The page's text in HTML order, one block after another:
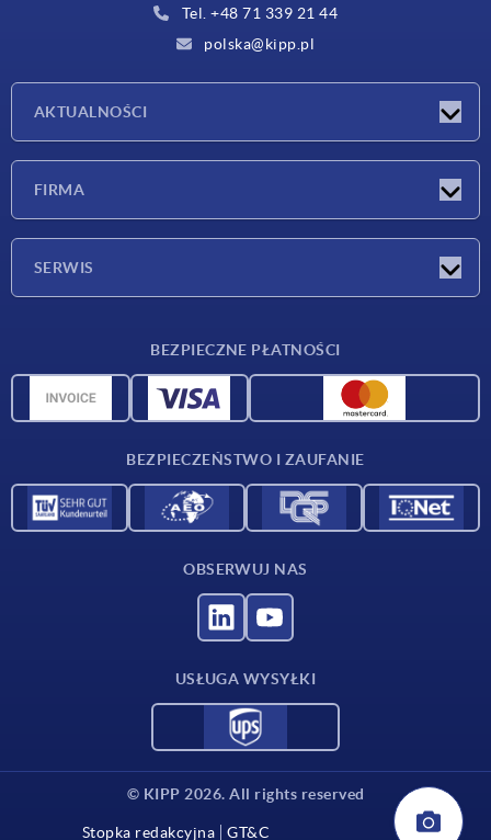
Tel. +48 71 339 21 44
polska@kipp.pl
AKTUALNOŚCI
FIRMA
SERWIS
Dane CAD
BEZPIECZNE PŁATNOŚCI
BEZPIECZEŃSTWO I ZAUFANIE
OBSERWUJ NAS
USŁUGA WYSYŁKI
© KIPP 2026. All rights reserved
Stopka redakcyjna GT&C